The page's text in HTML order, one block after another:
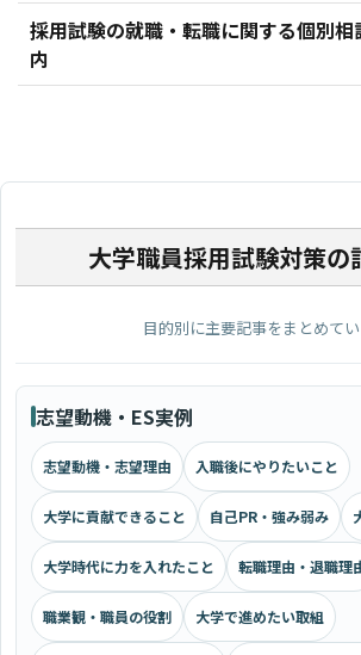
採用試験の就職・転職に関する個別
内
大学職員採用試験対策の
目的別に主要記事をまとめて
志望動機・ES実例
志望動機・志望理由 入職後にやりたいこと
大学に貢献できること 自己PR・強み弱み
大学時代に力を入れたこと 転職理由・退職理
職業観・職員の役割 大学で進めたい取組